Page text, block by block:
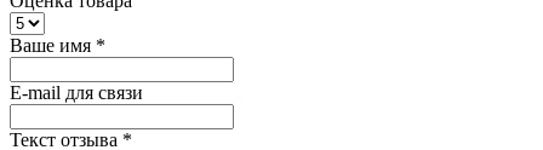
Ваше имя *
E-mail для связи
Текст отзыва *